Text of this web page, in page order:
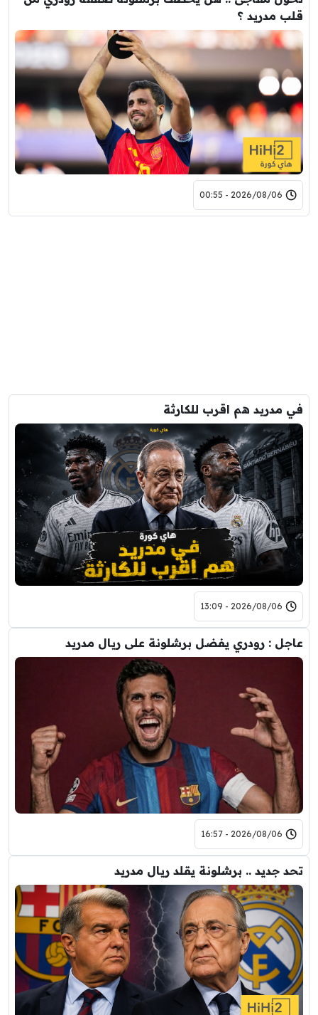
قلب مدريد ؟
2026/08/06 - 00:55
في مدريد هم اقرب للكارثة
2026/08/06 - 13:09
عاجل : رودري يفضل برشلونة على ريال مدريد
2026/08/06 - 16:57
تحد جديد .. برشلونة يقلد ريال مدريد